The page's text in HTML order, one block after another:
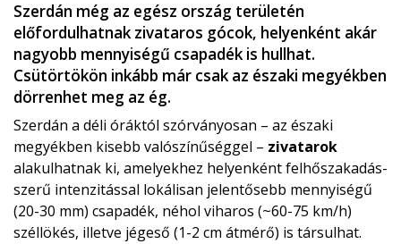
Szerdán még az egész ország területén
előfordulhatnak zivataros gócok, helyenként akár
nagyobb mennyiségű csapadék is hullhat.
Csütörtökön inkább már csak az északi megyékben
dörrenhet meg az ég.
Szerdán a déli óráktól szórványosan – az északi
megyékben kisebb valószínűséggel – zivatarok
alakulhatnak ki, amelyekhez helyenként felhőszakadás-
szerű intenzitással lokálisan jelentősebb mennyiségű
(20-30 mm) csapadék, néhol viharos (~60-75 km/h)
széllökés, illetve jégeső (1-2 cm átmérő) is társulhat.